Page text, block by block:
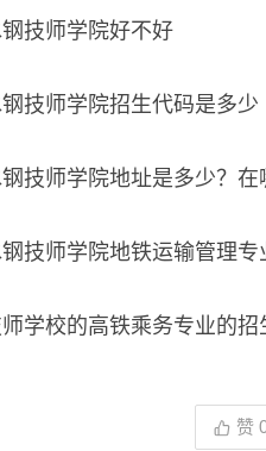
技师学院好不好
技师学院招生代码是多少
技师学院地址是多少？在
技师学院地铁运输管理专
学校的高铁乘务专业的招
赞